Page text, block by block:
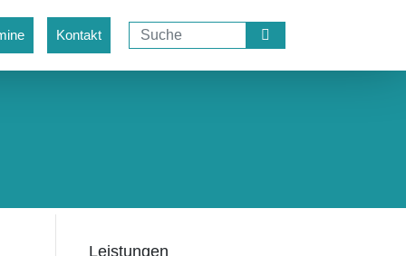
Kontakt
Leistungen